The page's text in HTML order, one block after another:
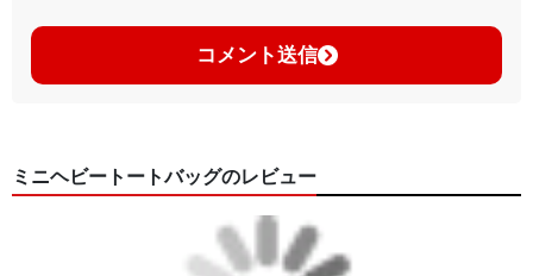
コメント送信
ミニヘビートートバッグのレビュー